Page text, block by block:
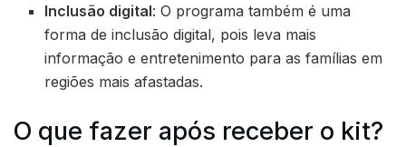
Inclusão digital: O programa também é uma
forma de inclusão digital, pois leva mais
informação e entretenimento para as famílias em
regiões mais afastadas.
O que fazer após receber o kit?